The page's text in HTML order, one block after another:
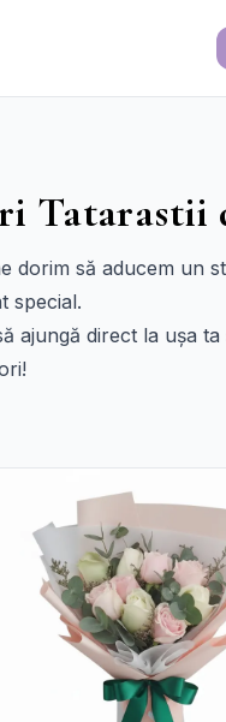
Tatarastii
dorim să aducem un
special.
ajungă direct la ușa